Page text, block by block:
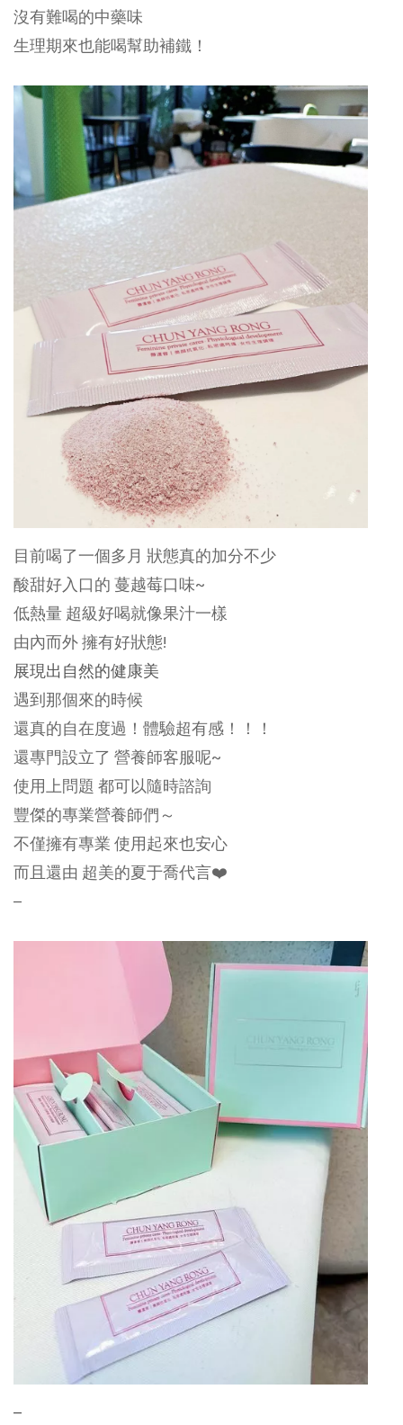
沒有難喝的中藥味
生理期來也能喝幫助補鐵！
目前喝了一個多月 狀態真的加分不少
酸甜好入口的 蔓越莓口味~
低熱量 超級好喝就像果汁一樣
由內而外 擁有好狀態!
展現出自然的健康美
遇到那個來的時候
還真的自在度過！體驗超有感！！！
還專門設立了 營養師客服呢~
使用上問題 都可以隨時諮詢
豐傑的專業營養師們～
不僅擁有專業 使用起來也安心
而且還由 超美的夏于喬代言❤️
–
–